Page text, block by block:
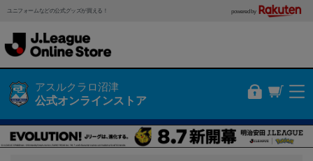
ユニフォームなどの公式グッズが買える！ powered by
アスルクラロ沼津
公式オンラインストア